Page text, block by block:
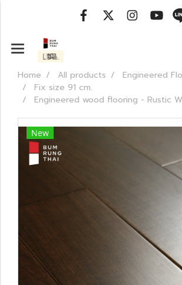
Home All products
Engineered
Fix size 91 cm.
Engineered wood flooring - Rustic
New